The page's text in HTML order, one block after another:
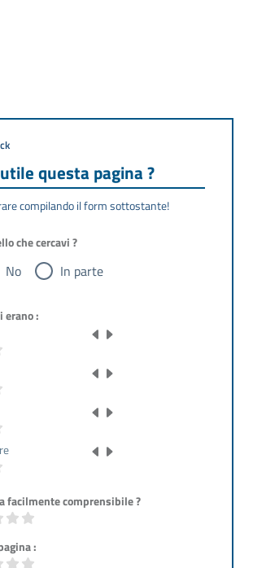
questa pagina ?
compilando il form sottostante!
che cercavi ?
No In parte
erano :
facilmente comprensibile ?
: